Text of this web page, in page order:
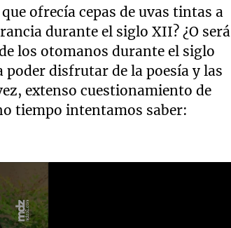
ofrecía cepas de uvas tintas a
durante el siglo XII? ¿O será
los otomanos durante el siglo
poder disfrutar de la poesía y las
extenso cuestionamiento de
tiempo intentamos saber: